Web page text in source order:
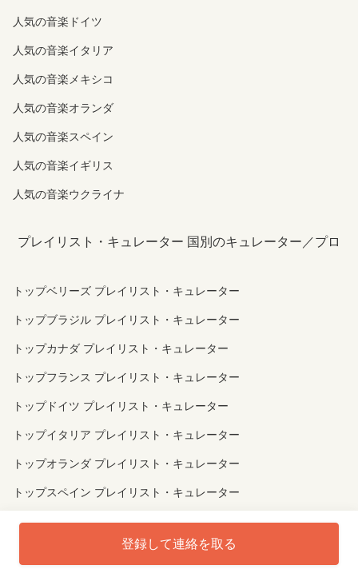
人気の音楽ドイツ
人気の音楽イタリア
人気の音楽メキシコ
人気の音楽オランダ
人気の音楽スペイン
人気の音楽イギリス
人気の音楽ウクライナ
プレイリスト・キュレーター 国別のキュレーター／プロ
トップベリーズ プレイリスト・キュレーター
トップブラジル プレイリスト・キュレーター
トップカナダ プレイリスト・キュレーター
トップフランス プレイリスト・キュレーター
トップドイツ プレイリスト・キュレーター
トップイタリア プレイリスト・キュレーター
トップオランダ プレイリスト・キュレーター
トップスペイン プレイリスト・キュレーター
トップイギリス プレイリスト・キュレーター
トップウクライナ プレイリスト・キュレーター
登録して連絡を取る